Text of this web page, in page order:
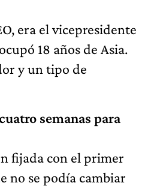
era el vicepresidente
18 años de Asia.
y un tipo de
semanas para
fijada con el primer
no se podía cambiar